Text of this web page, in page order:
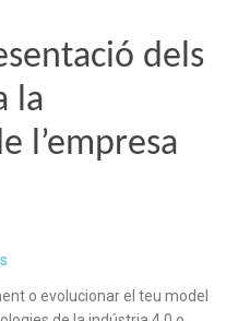
dels
la
l’empresa
o evolucionar el teu model